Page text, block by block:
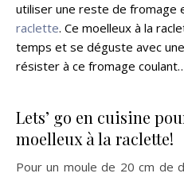
utiliser une reste de fromage
raclette. Ce moelleux à la
temps et se déguste avec
résister à ce fromage
Lets’ go en cuisine
moelleux à la raclette!
Pour un moule de 20 cm de